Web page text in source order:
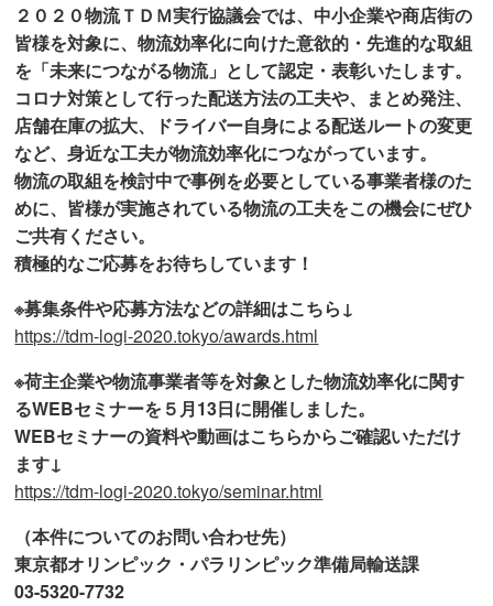
２０２０物流ＴＤＭ実行協議会では、中小企業や商店街の
皆様を対象に、物流効率化に向けた意欲的・先進的な取組
を「未来につながる物流」として認定・表彰いたします。
コロナ対策として行った配送方法の工夫や、まとめ発注、
店舗在庫の拡大、ドライバー自身による配送ルートの変更
など、身近な工夫が物流効率化につながっています。
物流の取組を検討中で事例を必要としている事業者様のた
めに、皆様が実施されている物流の工夫をこの機会にぜひ
ご共有ください。
積極的なご応募をお待ちしています！
※募集条件や応募方法などの詳細はこちら↓
https://tdm-logi-2020.tokyo/awards.html
※荷主企業や物流事業者等を対象とした物流効率化に関す
るWEBセミナーを５月13日に開催しました。
WEBセミナーの資料や動画はこちらからご確認いただけ
ます↓
https://tdm-logi-2020.tokyo/seminar.html
（本件についてのお問い合わせ先）
東京都オリンピック・パラリンピック準備局輸送課
03-5320-7732